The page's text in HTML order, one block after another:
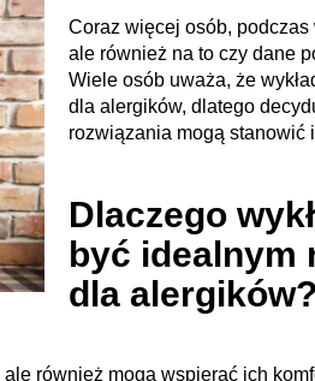
Coraz więcej osób, podczas
ale również na to czy dane
Wiele osób uważa, że
dla alergików, dlatego
rozwiązania mogą stanowić
Dlaczego
być idealnym
dla alergików?
również mogą wspierać ich